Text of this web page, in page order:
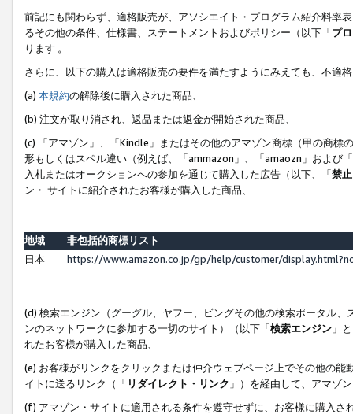
前記にも関わらず、適格販売が、アソシエイト・プログラム紹介料率
るその他の条件、仕様書、ステートメントおよびポリシー（以下「プ
ります 。
さらに、以下の購入は適格販売の要件を満たすようにみえても、不適
(a) 本規約の解除後に購入された商品、
(b) 注文が取り消され、返品または返金が開始された商品、
(c) 「アマゾン」、「Kindle」またはその他のアマゾン商標（甲の商
形もしくはスペル違い（例えば、「ammazon」、「amaozn」および
入札またはオークションへの参加を通じて購入した広告（以下、「禁
ン・ サイトに紹介されたお客様が購入した商品、
地域
非包括的商標リスト
日本
https://www.amazon.co.jp/gp/help/customer/
(d) 検索エンジン（グーグル、ヤフー、ビングその他の検索ポータル
ンのネットワークに参加する一切のサイト）（以下「検索エンジン 」
れたお客様が購入した商品、
(e) お客様がリンクをクリックまたは仲介ウェブページ上でその他の
イトに送るリンク（「 リダイレクト・リンク 」）を経由して、アマゾ
(f) アマゾン・サイトに適用される条件を遵守せずに、お客様に購入さ